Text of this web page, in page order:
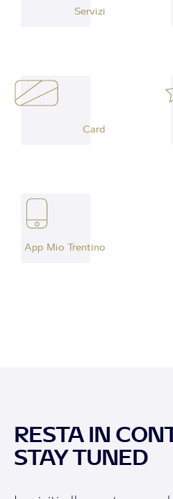
Servizi
Card
App Mio Trentino
RESTA IN
STAY TUNED